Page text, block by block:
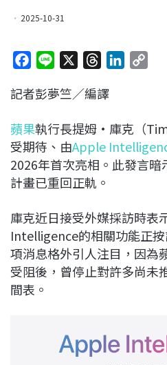
2025-10-31
c
b
o
o
k
n
r
a
d
s
e
d
I
L
i
n
記者彭夢竺／編譯
蘋果執行長提姆·庫克（
受期待、由Apple
2026年首次亮相。此發言暗
計畫已重回正軌。
庫克近日接受外媒採訪時表
Intelligence的相關功能正
項消息格外引人注目，因為
受阻後，曾停止對許多尚未
間表。